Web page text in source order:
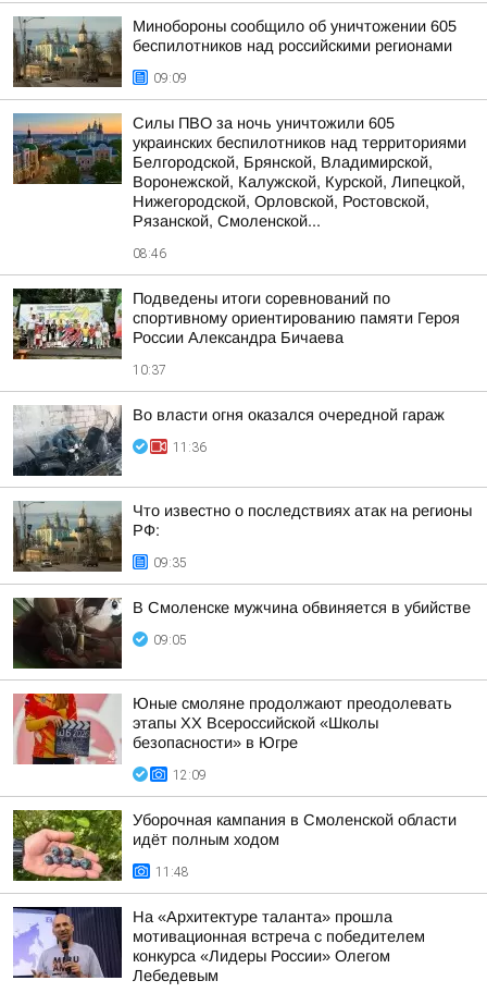
Минобороны сообщило об уничтожении 605
беспилотников над российскими регионами
09:09
Силы ПВО за ночь уничтожили 605
украинских беспилотников над территориями
Белгородской, Брянской, Владимирской,
Воронежской, Калужской, Курской, Липецкой,
Нижегородской, Орловской, Ростовской,
Рязанской, Смоленской...
08:46
Подведены итоги соревнований по
спортивному ориентированию памяти Героя
России Александра Бичаева
10:37
Во власти огня оказался очередной гараж
11:36
Что известно о последствиях атак на регионы
РФ:
09:35
В Смоленске мужчина обвиняется в убийстве
09:05
Юные смоляне продолжают преодолевать
этапы XX Всероссийской «Школы
безопасности» в Югре
12:09
Уборочная кампания в Смоленской области
идёт полным ходом
11:48
На «Архитектуре таланта» прошла
мотивационная встреча с победителем
конкурса «Лидеры России» Олегом
Лебедевым